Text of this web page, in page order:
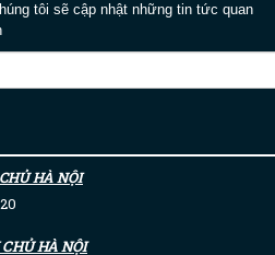
tôi sẽ cập nhật những tin tức quan
HÀ NỘI
HÀ NỘI